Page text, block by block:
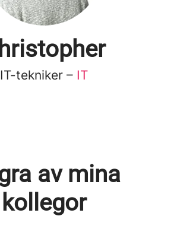
IT-tekniker – IT
av mina
kollegor